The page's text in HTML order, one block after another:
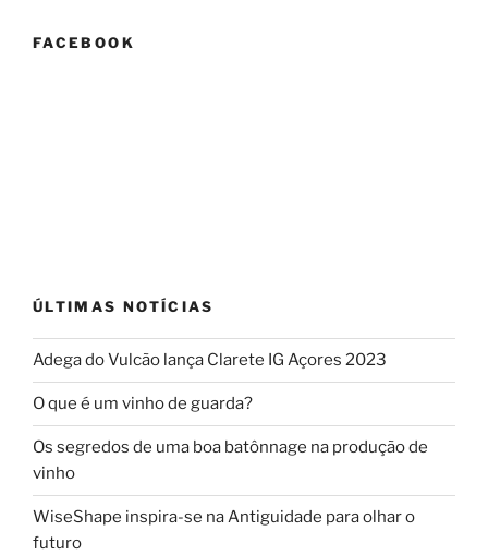
FACEBOOK
ÚLTIMAS NOTÍCIAS
Adega do Vulcão lança Clarete IG Açores 2023
O que é um vinho de guarda?
Os segredos de uma boa batônnage na produção de
vinho
WiseShape inspira-se na Antiguidade para olhar o
futuro